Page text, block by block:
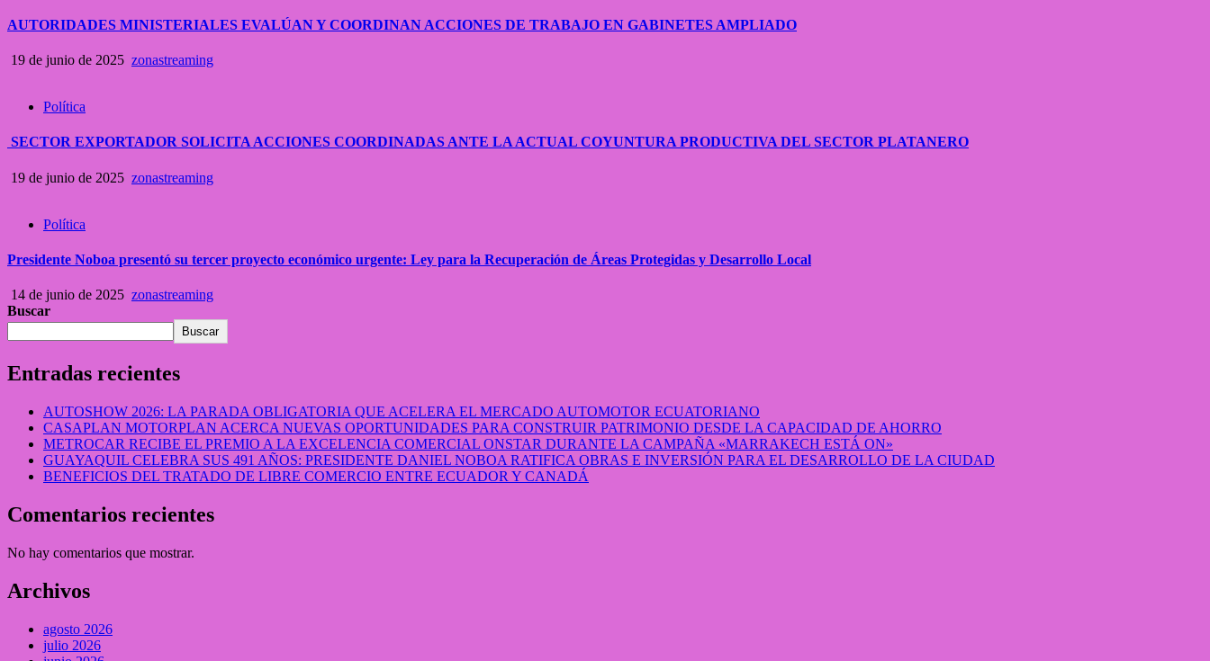
AUTORIDADES MINISTERIALES EVALÚAN Y COORDINAN ACCIONES DE TRABAJO EN GABINETES AMPLIADO
19 de junio de 2025 zonastreaming
Política
SECTOR EXPORTADOR SOLICITA ACCIONES COORDINADAS ANTE LA ACTUAL COYUNTURA PRODUCTIVA DEL SECTOR PLATANERO
19 de junio de 2025 zonastreaming
Política
Presidente Noboa presentó su tercer proyecto económico urgente: Ley para la Recuperación de Áreas Protegidas y Desarrollo Local
14 de junio de 2025 zonastreaming
Buscar
Buscar
Entradas recientes
AUTOSHOW 2026: LA PARADA OBLIGATORIA QUE ACELERA EL MERCADO AUTOMOTOR ECUATORIANO
CASAPLAN MOTORPLAN ACERCA NUEVAS OPORTUNIDADES PARA CONSTRUIR PATRIMONIO DESDE LA CAPACIDAD DE AHORRO
METROCAR RECIBE EL PREMIO A LA EXCELENCIA COMERCIAL ONSTAR DURANTE LA CAMPAÑA «MARRAKECH ESTÁ ON»
GUAYAQUIL CELEBRA SUS 491 AÑOS: PRESIDENTE DANIEL NOBOA RATIFICA OBRAS E INVERSIÓN PARA EL DESARROLLO DE LA CIUDAD
BENEFICIOS DEL TRATADO DE LIBRE COMERCIO ENTRE ECUADOR Y CANADÁ
Comentarios recientes
No hay comentarios que mostrar.
Archivos
agosto 2026
julio 2026